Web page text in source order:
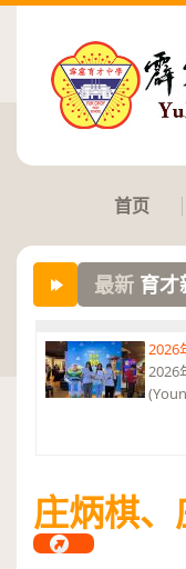
首页
最新 育才
恭贺本
——特优
2026
2026
庄炳棋